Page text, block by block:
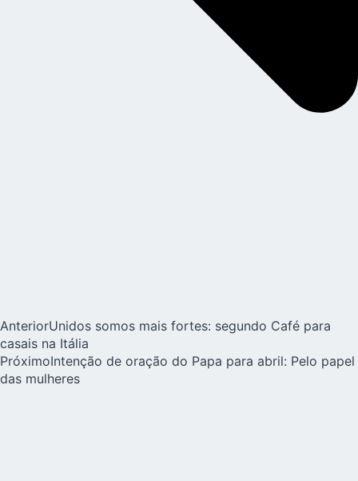
AnteriorUnidos somos mais fortes: segundo Café para
casais na Itália
PróximoIntenção de oração do Papa para abril: Pelo papel
das mulheres